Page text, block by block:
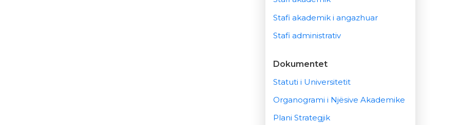
Stafi akademik i angazhuar
Stafi administrativ
Dokumentet
Statuti i Universitetit
Organogrami i Njësive Akademike
Plani Strategjik